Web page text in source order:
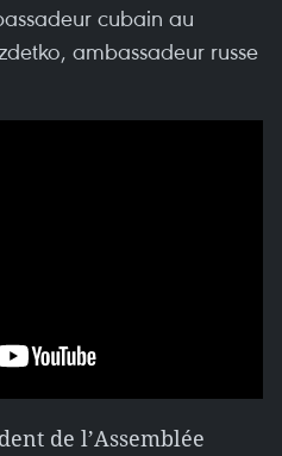
cubain au
ambassadeur russe
de l’Assemblée